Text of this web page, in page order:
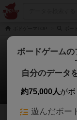
ネ
5
ボードゲームの
自分のデータ
約75,000人がボ
遊んだボー